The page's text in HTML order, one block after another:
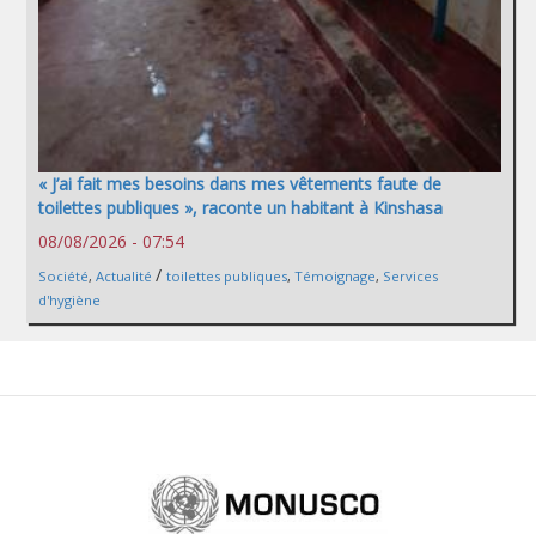
« J’ai fait mes besoins dans mes vêtements faute de
toilettes publiques », raconte un habitant à Kinshasa
08/08/2026 - 07:54
Société, Actualité / toilettes publiques, Témoignage, Services
d'hygiène